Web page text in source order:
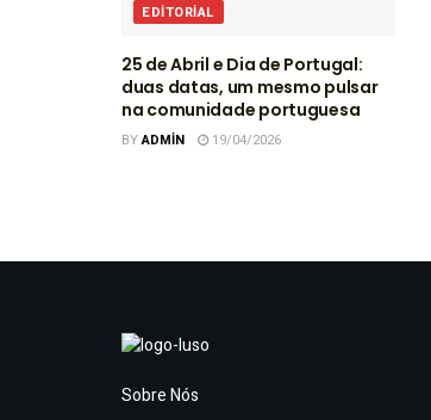
EDITORIAL
25 de Abril e Dia de Portugal:
duas datas, um mesmo pulsar
na comunidade portuguesa
BYADMIN 19/04/2026
Sobre Nós